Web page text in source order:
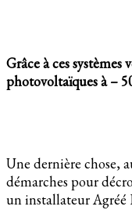
Grâce à ces systèmes
photovoltaïques à –
Une dernière chose,
démarches pour
un installateur Agréé